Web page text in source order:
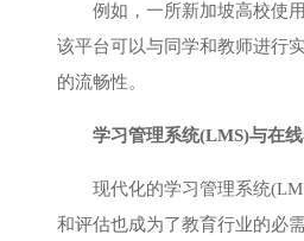
例如，一所新加坡高校使
该平台可以与同学和教师进行
的流畅性。
学习管理系统(LMS)与在
现代化的学习管理系统
和评估也成为了教育行业的必